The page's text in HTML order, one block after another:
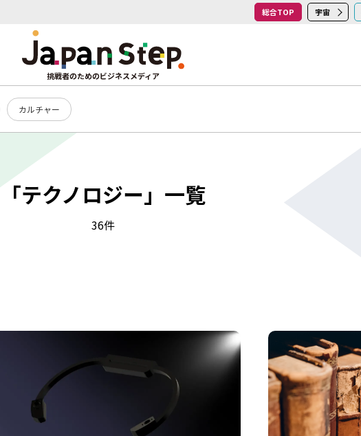
総合TOP 宇宙
挑戦者のためのビジネスメディア
カルチャー
「テクノロジー」一覧
36件